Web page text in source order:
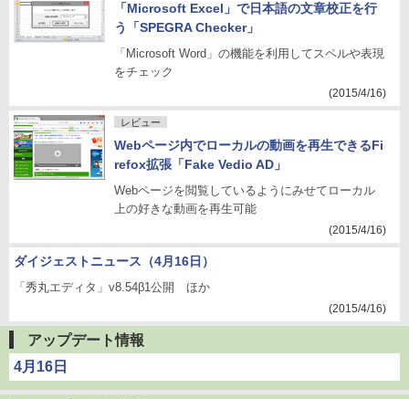
「Microsoft Excel」で日本語の文章校正を行
う「SPEGRA Checker」
「Microsoft Word」の機能を利用してスペルや表現
をチェック
(2015/4/16)
レビュー
Webページ内でローカルの動画を再生できるFi
refox拡張「Fake Vedio AD」
Webページを閲覧しているようにみせてローカル
上の好きな動画を再生可能
(2015/4/16)
ダイジェストニュース（4月16日）
「秀丸エディタ」v8.54β1公開 ほか
(2015/4/16)
アップデート情報
4月16日